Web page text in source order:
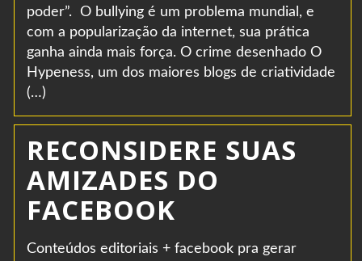
poder”. O bullying é um problema mundial, e
com a popularização da internet, sua prática
ganha ainda mais força. O crime desenhado O
Hypeness, um dos maiores blogs de criatividade
(…)
RECONSIDERE SUAS
AMIZADES DO
FACEBOOK
Conteúdos editoriais + facebook pra gerar